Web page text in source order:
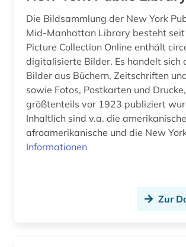
islam (1)
islamwissenschaft (1)
israel (1)
jesuiten (1)
john henry (1)
judenfeindschaft (1)
Die Bildsammlung der New York
Mid-Manhattan Library besteht
Picture Collection Online enthält
digitalisierte Bilder. Es handelt sich
Bilder aus Büchern, Zeitschriften und
sowie Fotos, Postkarten und
größtenteils vor 1923 publiziert
Inhaltlich sind v.a. die
afroamerikanische und die New
Informationen
Zur